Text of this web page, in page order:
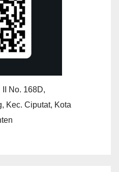
No. 168D,
Kec. Ciputat, Kota